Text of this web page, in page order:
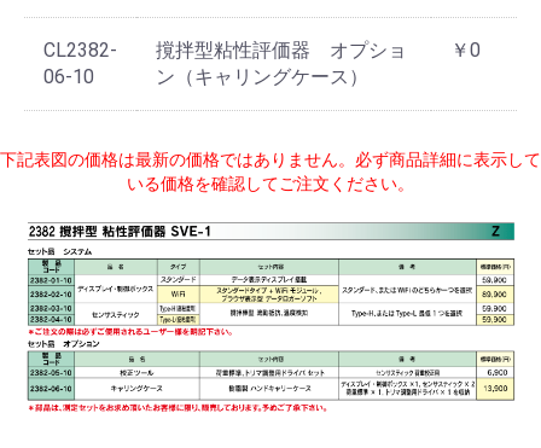
CL2382-
06-10
撹拌型粘性評価器 オプショ
ン（キャリングケース）
￥0
下記表図の価格は最新の価格ではありません。必ず商品詳細に表示して
いる価格を確認してご注文ください。